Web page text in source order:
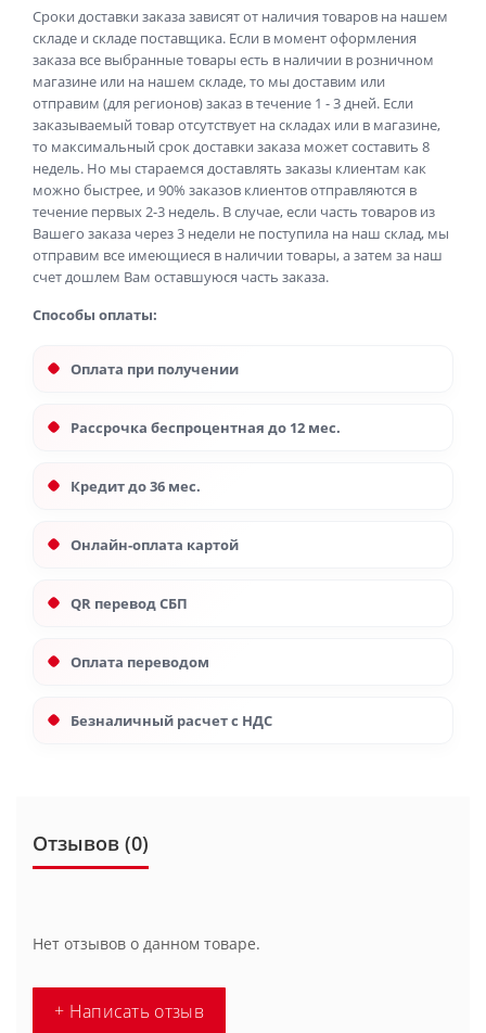
Сроки доставки заказа зависят от наличия товаров на нашем
складе и складе поставщика. Если в момент оформления
заказа все выбранные товары есть в наличии в розничном
магазине или на нашем складе, то мы доставим или
отправим (для регионов) заказ в течение 1 - 3 дней. Если
заказываемый товар отсутствует на складах или в магазине,
то максимальный срок доставки заказа может составить 8
недель. Но мы стараемся доставлять заказы клиентам как
можно быстрее, и 90% заказов клиентов отправляются в
течение первых 2-3 недель. В случае, если часть товаров из
Вашего заказа через 3 недели не поступила на наш склад, мы
отправим все имеющиеся в наличии товары, а затем за наш
счет дошлем Вам оставшуюся часть заказа.
Способы оплаты:
Оплата при получении
Рассрочка беспроцентная до 12 мес.
Кредит до 36 мес.
Онлайн-оплата картой
QR перевод СБП
Оплата переводом
Безналичный расчет с НДС
Отзывов (0)
Нет отзывов о данном товаре.
+ Написать отзыв